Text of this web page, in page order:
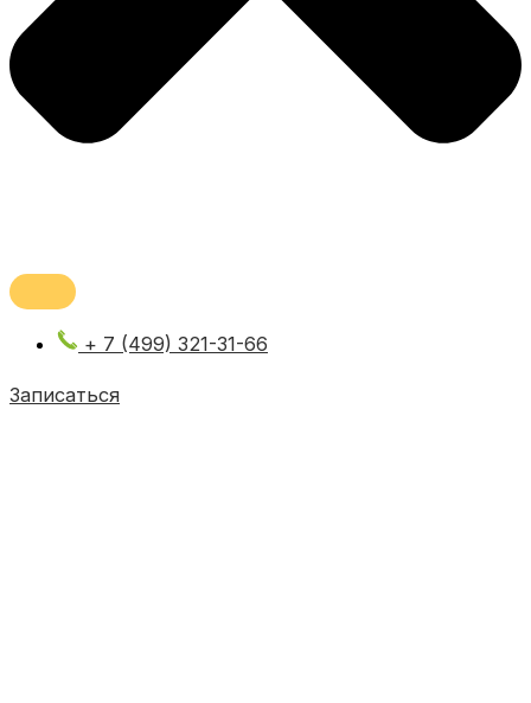
+ 7 (499) 321-31-66
Записаться